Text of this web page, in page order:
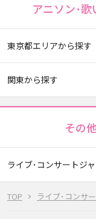
TOP ライブ･コンサ
アニソン･
東京都エリアから探す
関東から探す
その
ライブ･コンサートジ